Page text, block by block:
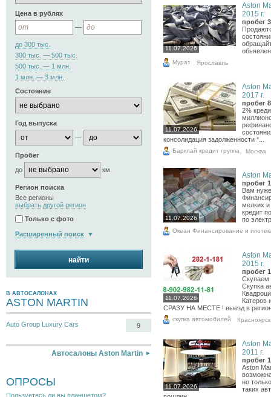
Цена в рублях
—
до 300 тыс.
300 тыс. — 500 тыс.
500 тыс. — 1 млн.
1 млн. — 3 млн.
Состояние
Год выпуска
—
Пробег
до
км.
Регион поиска
Все регионы
выбрать другой регион
Только с фото
Расширенный поиск
найти
В АВТОСАЛОНАХ
ASTON MARTIN
Auto Group Luxury Cars 9
Автосалоны Aston Martin
ОПРОСЫ
Пользуетесь ли вы планшетом?
11.07.2026
Aston
2015 г.
пробег
Мурат Ярославль
11.07.2026
Aston
2017 г.
пробег
2%
консолидация задолженности *...
Барклай кредит группа Москва
11.07.2026
Aston
пробег
Вам
мелких
кредит
по
Океан Финансирование и
11.07.2026
Aston
2015 г.
пробег
Скупаем
Скупка
Катеров
СРАЗУ НА МЕСТЕ ! выезд в
скупка автомобилей Красноярск
11.07.2026
Aston
2011 г.
пробег
Aston
но
таких